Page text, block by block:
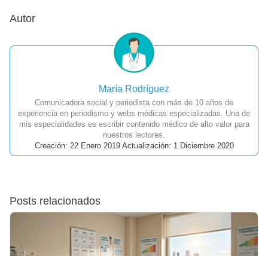
Autor
María Rodríguez
Comunicadora social y periodista con más de 10 años de
experiencia en periodismo y webs médicas especializadas. Una de
mis especialidades es escribir contenido médico de alto valor para
nuestros lectores.
Creación: 22 Enero 2019 Actualización: 1 Diciembre 2020
Posts relacionados